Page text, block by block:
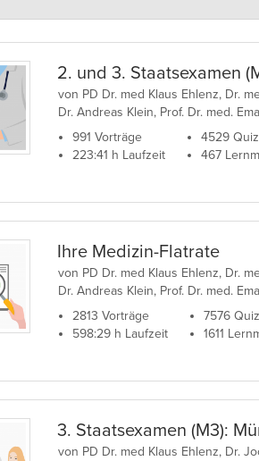
2. und 3. Staatsexamen
von PD Dr. med Klaus Ehlenz, Dr.
Dr. Andreas Klein, Prof. Dr. med.
991 Vorträge
223:41 h Laufzeit
4529
467
Ihre Medizin-Flatrate
von PD Dr. med Klaus Ehlenz, Dr.
Dr. Andreas Klein, Prof. Dr. med.
2813 Vorträge
598:29 h Laufzeit
7576
1611
3. Staatsexamen (M3):
von PD Dr. med Klaus Ehlenz, Dr.